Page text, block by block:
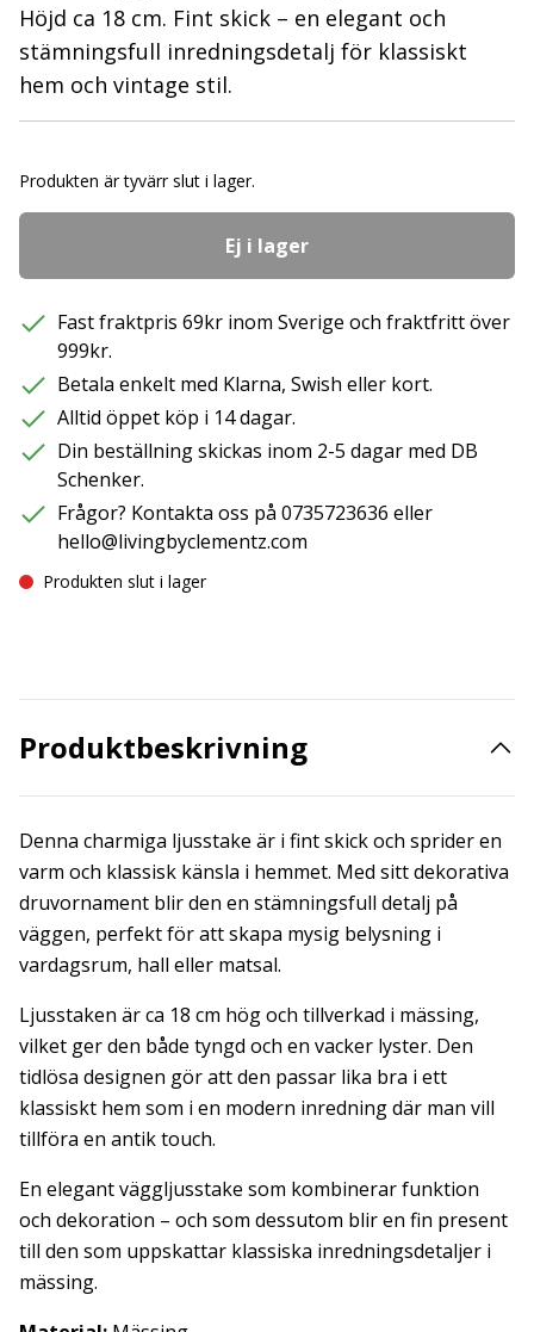
Höjd ca 18 cm. Fint skick – en elegant och
stämningsfull inredningsdetalj för klassiskt
hem och vintage stil.
Produkten är tyvärr slut i lager.
Ej i lager
Fast fraktpris 69kr inom Sverige och fraktfritt över
999kr.
Betala enkelt med Klarna, Swish eller kort.
Alltid öppet köp i 14 dagar.
Din beställning skickas inom 2-5 dagar med DB
Schenker.
Frågor? Kontakta oss på 0735723636 eller
hello@livingbyclementz.com
Produkten slut i lager
Produktbeskrivning
Denna charmiga ljusstake är i fint skick och sprider en
varm och klassisk känsla i hemmet. Med sitt dekorativa
druvornament blir den en stämningsfull detalj på
väggen, perfekt för att skapa mysig belysning i
vardagsrum, hall eller matsal.
Ljusstaken är ca 18 cm hög och tillverkad i mässing,
vilket ger den både tyngd och en vacker lyster. Den
tidlösa designen gör att den passar lika bra i ett
klassiskt hem som i en modern inredning där man vill
tillföra en antik touch.
En elegant väggljusstake som kombinerar funktion
och dekoration – och som dessutom blir en fin present
till den som uppskattar klassiska inredningsdetaljer i
mässing.